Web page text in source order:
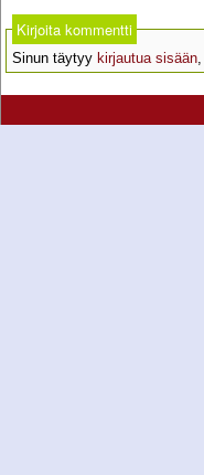
Kirjoita kommentti
Sinun täytyy kirjautua sisään